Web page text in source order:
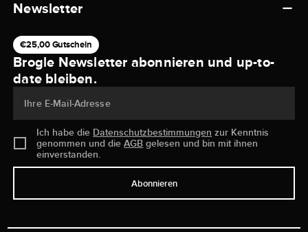
Newsletter
€25,00 Gutschein
Brogle Newsletter abonnieren und up-to-
date bleiben.
Ihre E-Mail-Adresse
Ich habe die Datenschutzbestimmungen zur Kenntnis
genommen und dieAGB gelesen und bin mit ihnen
einverstanden.
Abonnieren